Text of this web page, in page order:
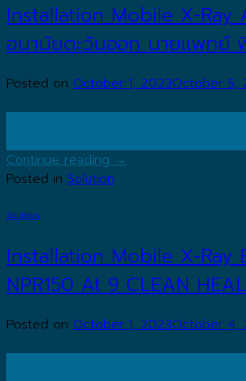
Installation Mobile X-Ray
อนามัยตะวันออก นายแพทย์
Posted on October 1, 2023October 5,
Continue reading→
Posted in Solution
Solution
Installation Mobile X-Ray
NPR150 At 9 CLEAN
Posted on October 1, 2023October 4,